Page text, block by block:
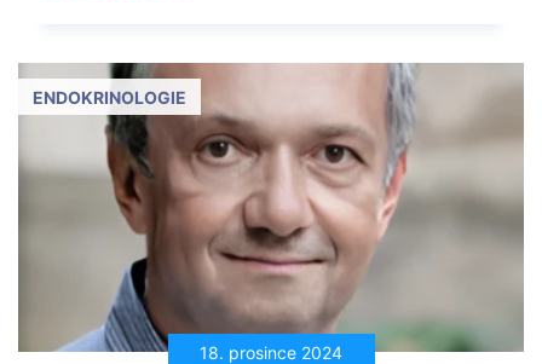
18. prosince 2024
ENDOKRINOLOGIE